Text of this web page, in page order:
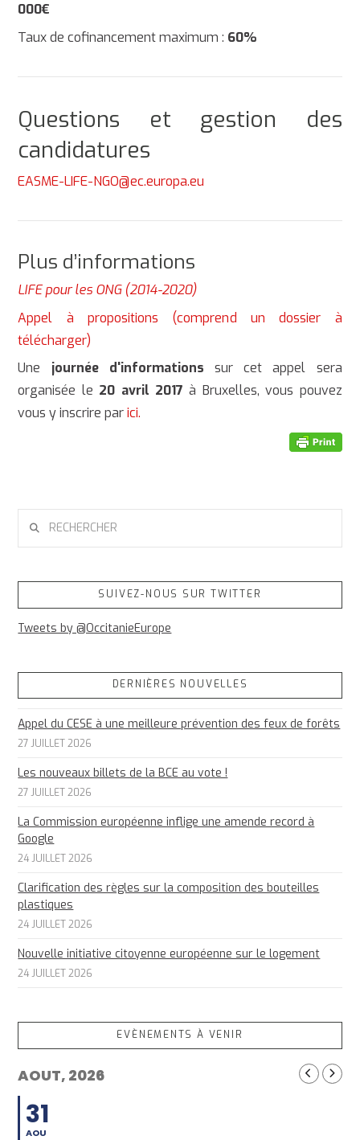
000€
Taux de cofinancement maximum : 60%
Questions et gestion des
candidatures
EASME-LIFE-NGO@ec.europa.eu
Plus d’informations
LIFE pour les ONG (2014-2020)
Appel à propositions (comprend un dossier à
télécharger)
Une journée d'informations sur cet appel sera
organisée le 20 avril 2017 à Bruxelles, vous pouvez
vous y inscrire parici.
SUIVEZ-NOUS SUR TWITTER
Tweets by @OccitanieEurope
DERNIÈRES NOUVELLES
Appel du CESE à une meilleure prévention des feux de forêts
27 JUILLET 2026
Les nouveaux billets de la BCE au vote !
27 JUILLET 2026
La Commission européenne inflige une amende record à
Google
24 JUILLET 2026
Clarification des règles sur la composition des bouteilles
plastiques
24 JUILLET 2026
Nouvelle initiative citoyenne européenne sur le logement
24 JUILLET 2026
EVÈNEMENTS À VENIR
AOUT, 2026
31
AOU